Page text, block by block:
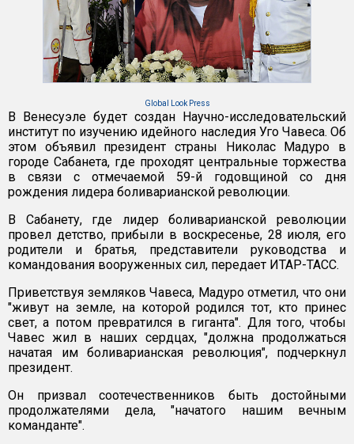
Global Look Press
В Венесуэле будет создан Научно-исследовательский
институт по изучению идейного наследия Уго Чавеса. Об
этом объявил президент страны Николас Мадуро в
городе Сабанета, где проходят центральные торжества
в связи с отмечаемой 59-й годовщиной со дня
рождения лидера боливарианской революции.
В Сабанету, где лидер боливарианской революции
провел детство, прибыли в воскресенье, 28 июля, его
родители и братья, представители руководства и
командования вооруженных сил, передает ИТАР-ТАСС.
Приветствуя земляков Чавеса, Мадуро отметил, что они
"живут на земле, на которой родился тот, кто принес
свет, а потом превратился в гиганта". Для того, чтобы
Чавес жил в наших сердцах, "должна продолжаться
начатая им боливарианская революция", подчеркнул
президент.
Он призвал соотечественников быть достойными
продолжателями дела, "начатого нашим вечным
команданте".